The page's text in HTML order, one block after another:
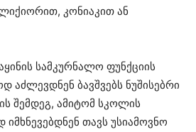
კონიაკით ან
სამკურნალო ფუნქციის
აძლევდნენ ბავშვებს ნუშისებრი
შემდეგ, ამიტომ სკოლის
თავს უსიამოვნო